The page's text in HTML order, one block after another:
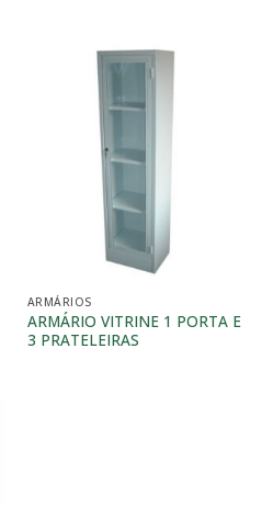
ARMÁRIOS
ARMÁRIO VITRINE 1 PORTA E
3 PRATELEIRAS